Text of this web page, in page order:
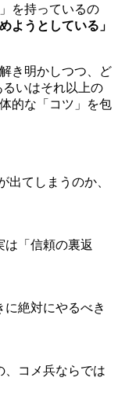
を持っているの
ようとしている」
き明かしつつ、ど
いはそれ以上の
的な「コツ」を包
出てしまうのか、
は「信頼の裏返
絶対にやるべき
、コメ兵ならでは